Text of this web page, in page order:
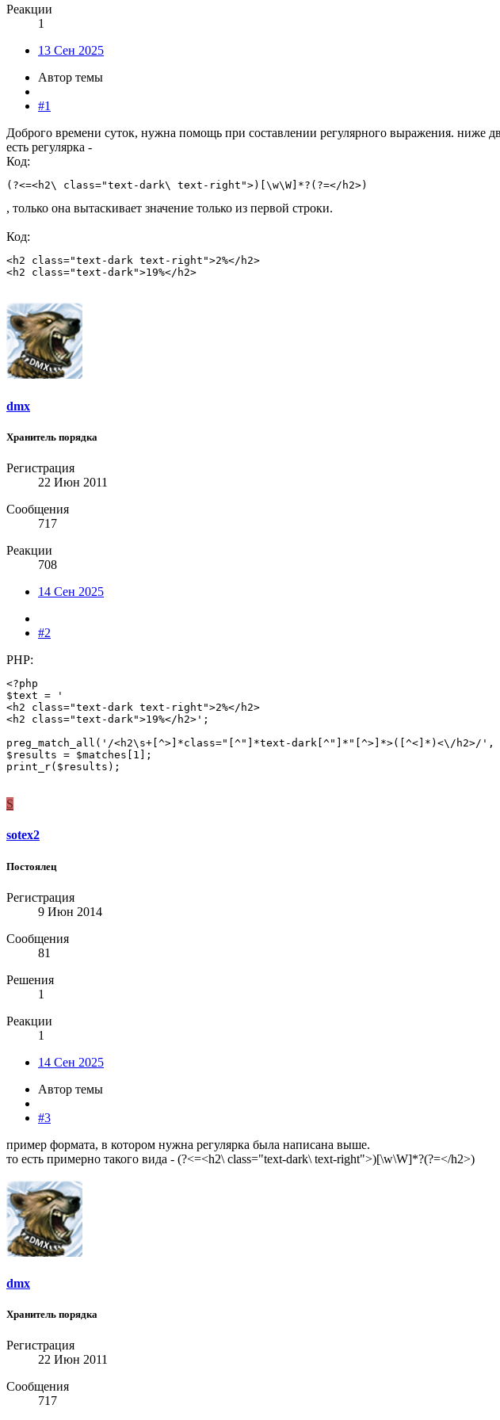
Реакции
1
13 Сен 2025
Автор темы
#1
Доброго времени суток, нужна помощь при составлении регулярного выражения. ниже
есть регулярка -
Код:
(?<=<h2\ class="text-dark\ text-right">)[\w\W]*?(?=</h2>)
, только она вытаскивает значение только из первой строки.
Код:
<h2 class="text-dark text-right">2%</h2>
<h2 class="text-dark">19%</h2>
dmx
Хранитель порядка
Регистрация
22 Июн 2011
Сообщения
717
Реакции
708
14 Сен 2025
#2
PHP:
<?php
$text = '
<h2 class="text-dark text-right">2%</h2>
<h2 class="text-dark">19%</h2>';
preg_match_all('/<h2\s+[^>]*class="[^"]*text-dark[^"]*"[^>]*>([^<]*)<\/h2>/',
$results = $matches[1];
print_r($results);
S
sotex2
Постоялец
Регистрация
9 Июн 2014
Сообщения
81
Решения
1
Реакции
1
14 Сен 2025
Автор темы
#3
пример формата, в котором нужна регулярка была написана выше.
то есть примерно такого вида - (?<=<h2\ class="text-dark\ text-right">)[\w\W]*?(?=</h2>)
dmx
Хранитель порядка
Регистрация
22 Июн 2011
Сообщения
717